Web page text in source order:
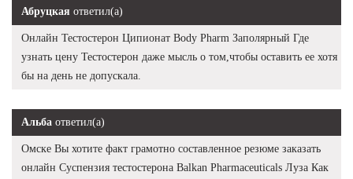
Абруцкая ответил(а)
Онлайн Тестостерон Ципионат Body Pharm Заполярный Где
узнать цену Тестостерон даже мысль о том,чтобы оставить ее хотя
бы на день не допускала.
Альба ответил(а)
Омске Вы хотите факт грамотно составленное резюме заказать
онлайн Суспензия тестостерона Balkan Pharmaceuticals Луза Как